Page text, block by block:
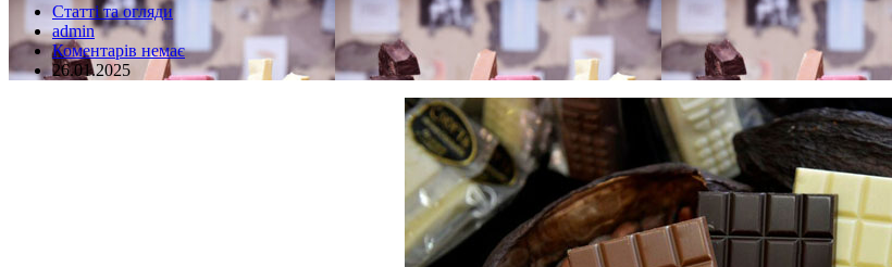
Статті та огляди
admin
Коментарів немає
26.01.2025